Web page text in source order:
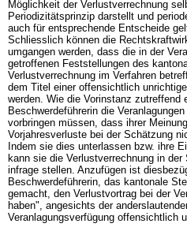
Möglichkeit der Verlustverrechnung
Periodizitätsprinzip darstellt und
auch für entsprechende Entscheide
Schliesslich können die
umgangen werden, dass die in der
getroffenen Feststellungen des
Verlustverrechnung im Verfahren
dem Titel einer offensichtlich
werden. Wie die Vorinstanz zutreffend
Beschwerdeführerin die
vorbringen müssen, dass ihrer
Vorjahresverluste bei der Schätzung
Indem sie dies unterlassen bzw. ihre
kann sie die Verlustverrechnung in
infrage stellen. Anzufügen ist
Beschwerdeführerin, das kantonale
gemacht, den Verlustvortrag bei der
haben", angesichts der
Veranlagungsverfügung offensichtlich